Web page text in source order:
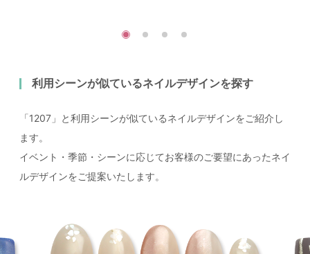
利用シーンが似ているネイルデザインを探す
「1207」と利用シーンが似ているネイルデザインをご紹介し
ます。
イベント・季節・シーンに応じてお客様のご要望にあったネイ
ルデザインをご提案いたします。